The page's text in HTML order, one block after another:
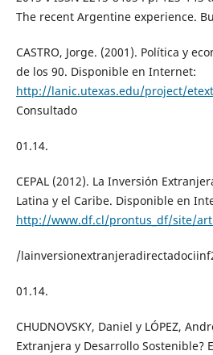
The recent Argentine experience.
CASTRO, Jorge. (2001). Política y
de los 90. Disponible en Internet:
http://lanic.utexas.edu/project/
Consultado
01.14.
CEPAL (2012). La Inversión
Latina y el Caribe. Disponible en
http://www.df.cl/prontus_df/site/
/
01.14.
CHUDNOVSKY, Daniel y LÓPEZ,
Extranjera y Desarrollo Sostenible?